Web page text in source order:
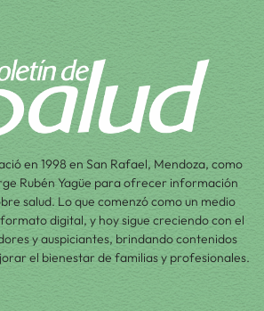
en 1998 en San Rafael, Mendoza, como
Rubén Yagüe para ofrecer información
salud. Lo que comenzó como un medio
digital, y hoy sigue creciendo con el
y auspiciantes, brindando contenidos
el bienestar de familias y profesionales.